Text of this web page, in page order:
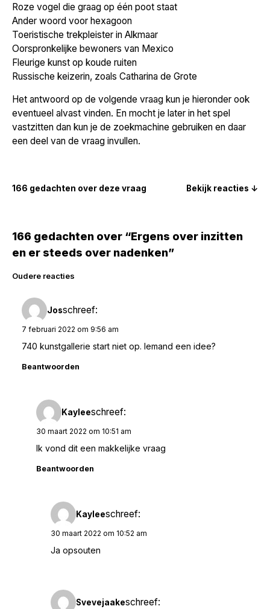
Roze vogel die graag op één poot staat
Ander woord voor hexagoon
Toeristische trekpleister in Alkmaar
Oorspronkelijke bewoners van Mexico
Fleurige kunst op koude ruiten
Russische keizerin, zoals Catharina de Grote
Het antwoord op de volgende vraag kun je hieronder ook
eventueel alvast vinden. En mocht je later in het spel
vastzitten dan kun je de zoekmachine gebruiken en daar
een deel van de vraag invullen.
166 gedachten over deze vraag Bekijk reacties ↓
166 gedachten over “Ergens over inzitten
en er steeds over nadenken”
Reacties
navigatie
Oudere reacties
Josschreef:
7 februari 2022 om 9:56 am
740 kunstgallerie start niet op. Iemand een idee?
Beantwoorden
Kayleeschreef:
30 maart 2022 om 10:51 am
Ik vond dit een makkelijke vraag
Beantwoorden
Kayleeschreef:
30 maart 2022 om 10:52 am
Ja opsouten
Svevejaakeschreef: